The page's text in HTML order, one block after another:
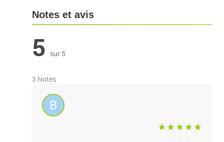
Notes et avis
5 sur 5
3 Notes